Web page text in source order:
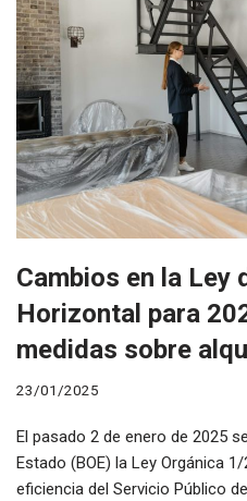
Cambios en la Ley
Horizontal para
medidas sobre
23/01/2025
El pasado 2 de enero de 2025
Estado (BOE) la Ley Orgánica
eficiencia del Servicio Público